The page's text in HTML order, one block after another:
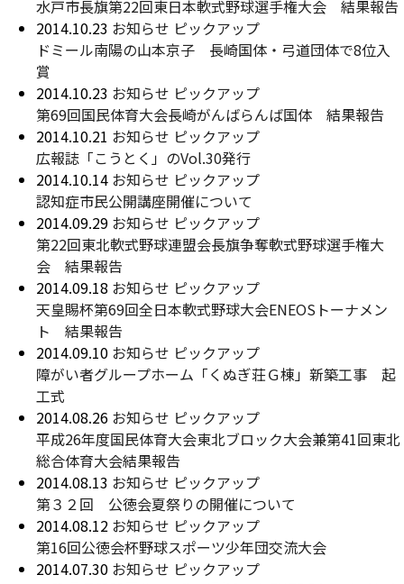
水戸市長旗第22回東日本軟式野球選手権大会 結果報告
2014.10.23 お知らせ ピックアップ
ドミール南陽の山本京子 長崎国体・弓道団体で8位入
賞
2014.10.23 お知らせ ピックアップ
第69回国民体育大会長崎がんばらんば国体 結果報告
2014.10.21 お知らせ ピックアップ
広報誌「こうとく」のVol.30発行
2014.10.14 お知らせ ピックアップ
認知症市民公開講座開催について
2014.09.29 お知らせ ピックアップ
第22回東北軟式野球連盟会長旗争奪軟式野球選手権大
会 結果報告
2014.09.18 お知らせ ピックアップ
天皇賜杯第69回全日本軟式野球大会ENEOSトーナメン
ト 結果報告
2014.09.10 お知らせ ピックアップ
障がい者グループホーム「くぬぎ荘Ｇ棟」新築工事 起
工式
2014.08.26 お知らせ ピックアップ
平成26年度国民体育大会東北ブロック大会兼第41回東北
総合体育大会結果報告
2014.08.13 お知らせ ピックアップ
第３２回 公徳会夏祭りの開催について
2014.08.12 お知らせ ピックアップ
第16回公徳会杯野球スポーツ少年団交流大会
2014.07.30 お知らせ ピックアップ